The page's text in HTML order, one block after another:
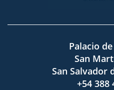
Palacio
San
San Salvador
+54 388